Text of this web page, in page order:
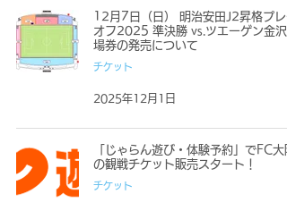
12月7日（日） 明治安田J2昇格プレ
オフ2025 準決勝 vs.ツエーゲン金沢
場券の発売について
チケット
2025年12月1日
「じゃらん遊び・体験予約」でFC大
の観戦チケット販売スタート！
チケット